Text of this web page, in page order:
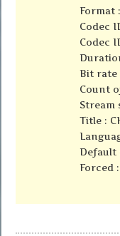
Format
Codec
Codec
Bit rate
Count
Stream
Title :
Default
Forced